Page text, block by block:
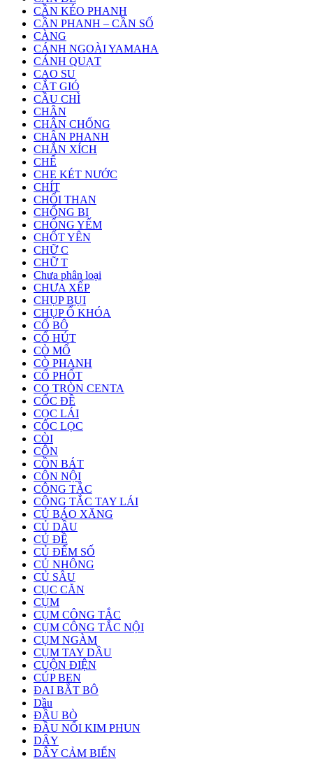
CẦN KÉO PHANH
CẦN PHANH – CẦN SỐ
CÀNG
CÁNH NGOÀI YAMAHA
CÁNH QUẠT
CAO SU
CẮT GIÓ
CẦU CHÌ
CHÂN
CHÂN CHỐNG
CHÂN PHANH
CHẮN XÍCH
CHẾ
CHE KÉT NƯỚC
CHÍT
CHỔI THAN
CHỐNG BI
CHỐNG YẾM
CHỐT YÊN
CHỮ C
CHỮ T
Chưa phân loại
CHƯA XẾP
CHỤP BỤI
CHỤP Ổ KHÓA
CỔ BÔ
CỔ HÚT
CÒ MỔ
CÒ PHANH
CỔ PHỐT
CO TRÒN CENTA
CỐC ĐỀ
CỌC LÁI
CỐC LỌC
CÒI
CÔN
CỒN BÁT
CÔN NỘI
CÔNG TẮC
CÔNG TẮC TAY LÁI
CỦ BÁO XĂNG
CỦ DẦU
CỦ ĐỀ
CỦ ĐẾM SỐ
CỦ NHÔNG
CỦ SÂU
CỤC CĂN
CỤM
CỤM CÔNG TẮC
CỤM CÔNG TẮC NỘI
CỤM NGÀM
CỤM TAY DẦU
CUỘN ĐIỆN
CÚP BEN
ĐAI BẮT BÔ
Dầu
ĐẦU BÒ
ĐẦU NỐI KIM PHUN
DÂY
DÂY CẢM BIẾN